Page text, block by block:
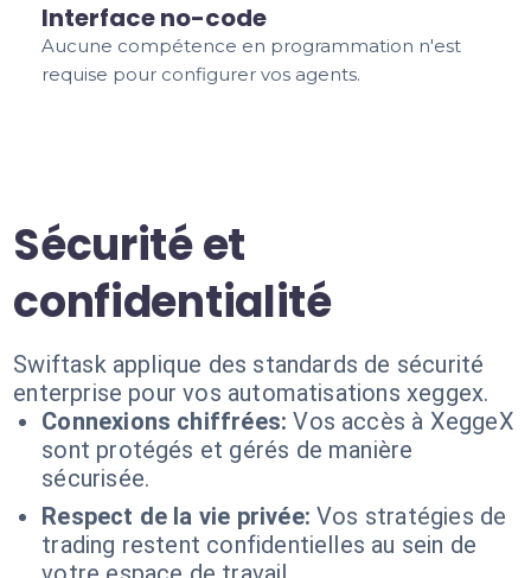
Interface no-code
Aucune compétence en programmation n'est
requise pour configurer vos agents.
Sécurité et
confidentialité
Swiftask applique des standards de sécurité
enterprise pour vos automatisations xeggex.
Connexions chiffrées: Vos accès à XeggeX
sont protégés et gérés de manière
sécurisée.
Respect de la vie privée: Vos stratégies de
trading restent confidentielles au sein de